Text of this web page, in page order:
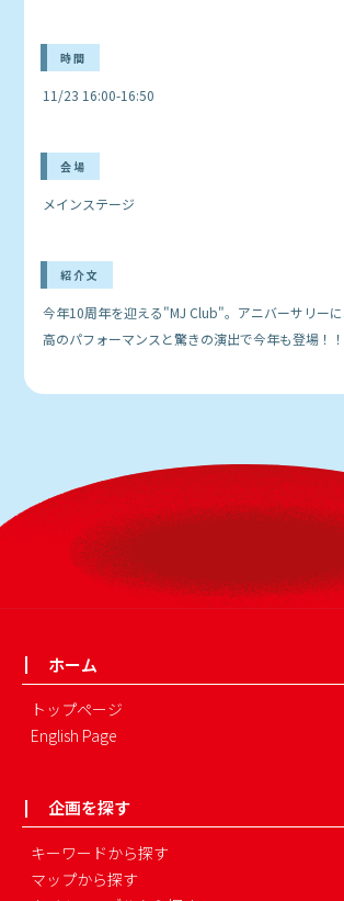
時間
11/23 16:00-16:50
会場
メインステージ
紹介文
今年10周年を迎える"MJ Club"。アニバーサリー
高のパフォーマンスと驚きの演出で今年も登場！！
ホーム
トップページ
English Page
企画を探す
キーワードから探す
マップから探す